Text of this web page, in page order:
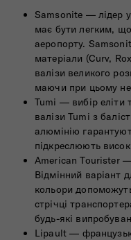
Samsonite — лідер
має бути легким,
аеропорту.
матеріали (Curv,
валізи великого
маючи при цьому
Tumi — вибір еліти
валізи Tumi з
алюмінію
підкреслюють
American Tourister —
Відмінний варіант
кольори
стрічці
будь-які
Lipault —